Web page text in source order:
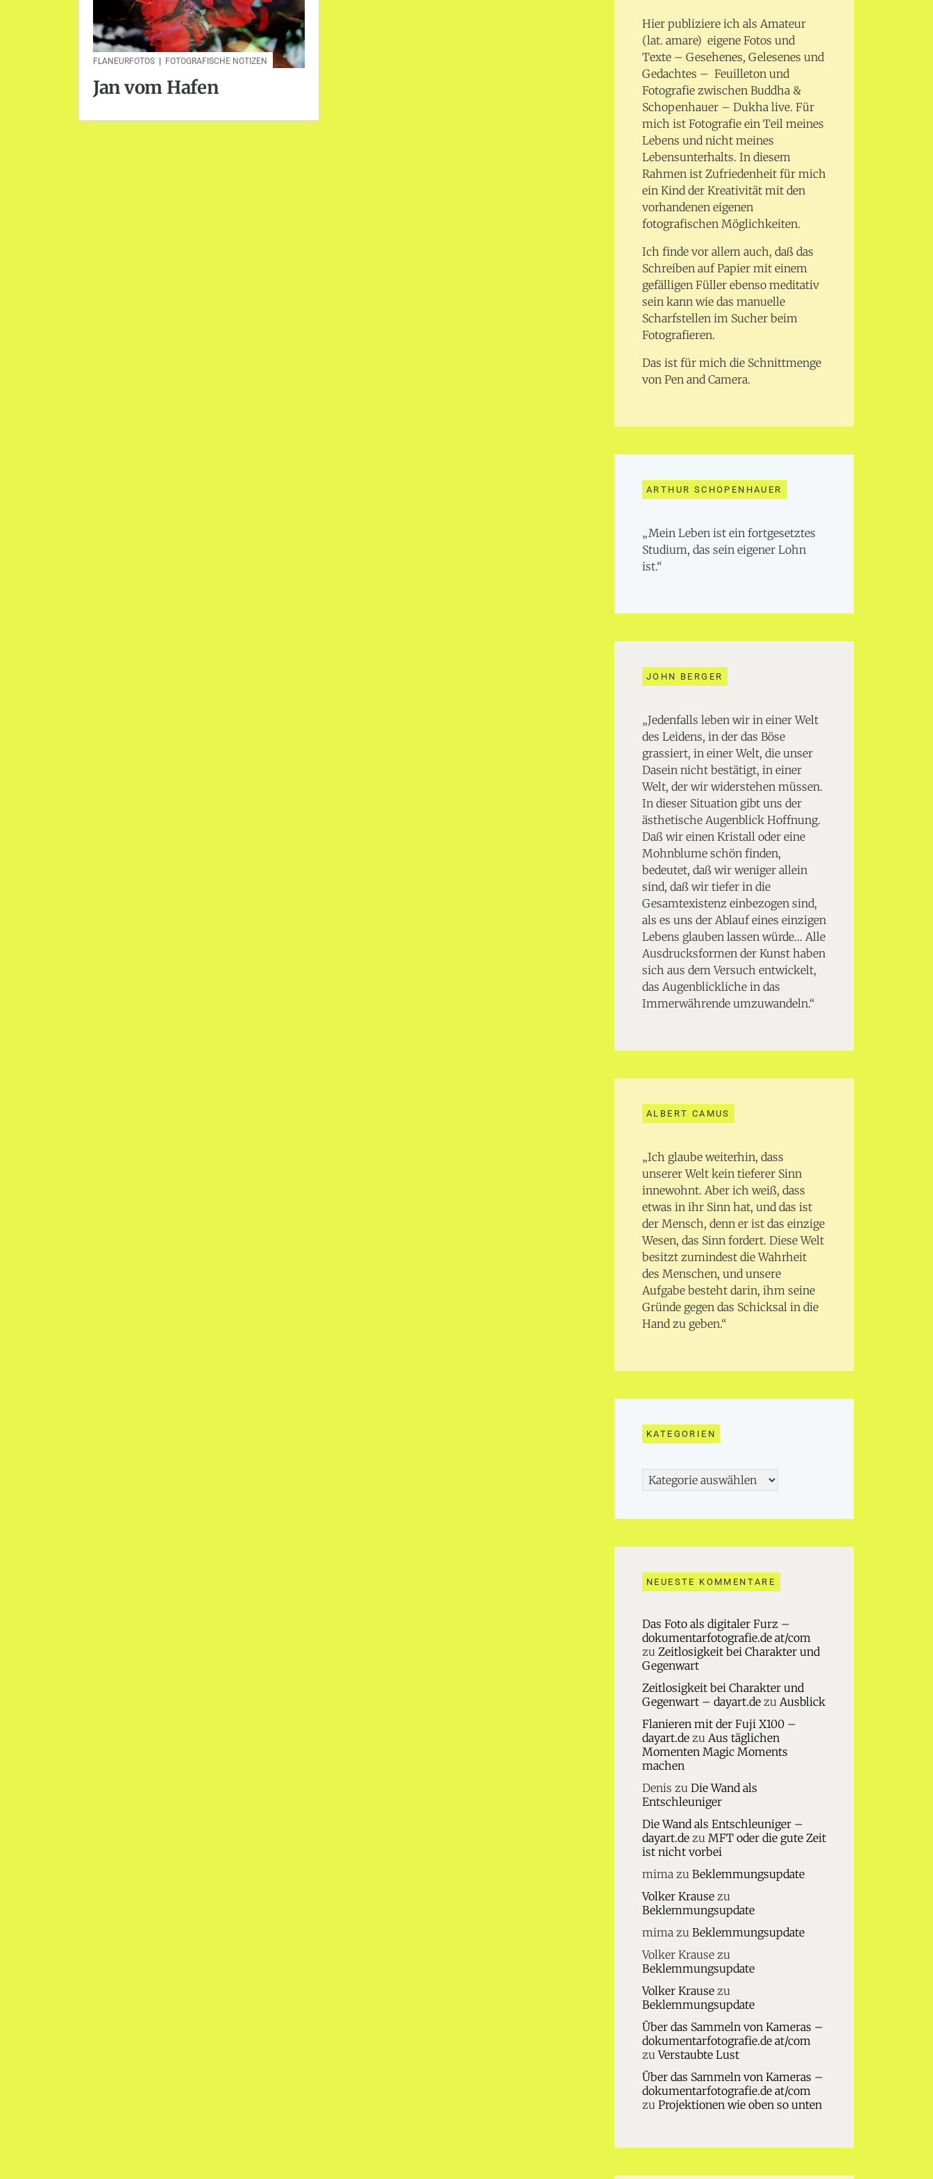
FLANEURFOTOS FOTOGRAFISCHE NOTIZEN
Jan vom Hafen
Hier publiziere ich als Amateur
(lat. amare) eigene Fotos und
Texte – Gesehenes, Gelesenes und
Gedachtes – Feuilleton und
Fotografie zwischen Buddha &
Schopenhauer – Dukha live. Für
mich ist Fotografie ein Teil meines
Lebens und nicht meines
Lebensunterhalts. In diesem
Rahmen ist Zufriedenheit für mich
ein Kind der Kreativität mit den
vorhandenen eigenen
fotografischen Möglichkeiten.
Ich finde vor allem auch, daß das
Schreiben auf Papier mit einem
gefälligen Füller ebenso meditativ
sein kann wie das manuelle
Scharfstellen im Sucher beim
Fotografieren.
Das ist für mich die Schnittmenge
von Pen and Camera.
ARTHUR SCHOPENHAUER
„Mein Leben ist ein fortgesetztes
Studium, das sein eigener Lohn
ist.“
JOHN BERGER
„Jedenfalls leben wir in einer Welt
des Leidens, in der das Böse
grassiert, in einer Welt, die unser
Dasein nicht bestätigt, in einer
Welt, der wir widerstehen müssen.
In dieser Situation gibt uns der
ästhetische Augenblick Hoffnung.
Daß wir einen Kristall oder eine
Mohnblume schön finden,
bedeutet, daß wir weniger allein
sind, daß wir tiefer in die
Gesamtexistenz einbezogen sind,
als es uns der Ablauf eines einzigen
Lebens glauben lassen würde… Alle
Ausdrucksformen der Kunst haben
sich aus dem Versuch entwickelt,
das Augenblickliche in das
Immerwährende umzuwandeln.“
ALBERT CAMUS
„Ich glaube weiterhin, dass
unserer Welt kein tieferer Sinn
innewohnt. Aber ich weiß, dass
etwas in ihr Sinn hat, und das ist
der Mensch, denn er ist das einzige
Wesen, das Sinn fordert. Diese Welt
besitzt zumindest die Wahrheit
des Menschen, und unsere
Aufgabe besteht darin, ihm seine
Gründe gegen das Schicksal in die
Hand zu geben.“
KATEGORIEN
Kategorien
NEUESTE KOMMENTARE
Das Foto als digitaler Furz –
dokumentarfotografie.de at/com
zu Zeitlosigkeit bei Charakter und
Gegenwart
Zeitlosigkeit bei Charakter und
Gegenwart – dayart.dezu Ausblick
Flanieren mit der Fuji X100 –
dayart.dezu Aus täglichen
Momenten Magic Moments
machen
Denis zu Die Wand als
Entschleuniger
Die Wand als Entschleuniger –
dayart.dezu MFT oder die gute Zeit
ist nicht vorbei
mimazu Beklemmungsupdate
Volker Krausezu
Beklemmungsupdate
mimazu Beklemmungsupdate
Volker Krausezu
Beklemmungsupdate
Volker Krausezu
Beklemmungsupdate
Über das Sammeln von Kameras –
dokumentarfotografie.de at/com
zuVerstaubte Lust
Über das Sammeln von Kameras –
dokumentarfotografie.de at/com
zu Projektionen wie oben so unten